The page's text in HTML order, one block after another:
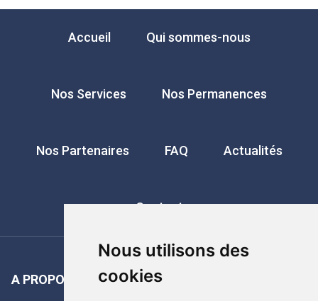
Nous utilisons des
cookies
Accueil Qui sommes-nous
Nos Services Nos Permanences
Nos Partenaires FAQ Actualités
Contact
A PROPOS DE L’ALEPTE